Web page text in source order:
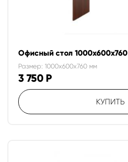
Офисный стол 1000х600х760
Размер: 1000x600x760 мм
3 750 Р
КУПИТЬ